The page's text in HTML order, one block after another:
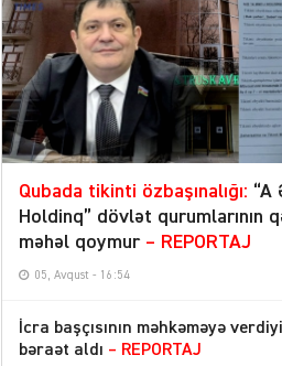
Qubada tikinti özbaşınalığı: “A
Holdinq” dövlət qurumlarının
məhəl qoymur – REPORTAJ
05, Avqust - 16:54
İcra başçısının məhkəməyə
bəraət aldı – REPORTAJ